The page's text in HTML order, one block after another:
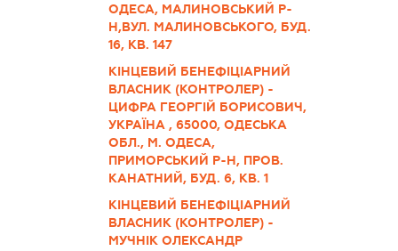
ОДЕСА, МАЛИНОВСЬКИЙ Р-
Н,ВУЛ. МАЛИНОВСЬКОГО, БУД.
16, КВ. 147
КІНЦЕВИЙ БЕНЕФІЦІАРНИЙ
ВЛАСНИК (КОНТРОЛЕР) -
ЦИФРА ГЕОРГІЙ БОРИСОВИЧ,
УКРАЇНА , 65000, ОДЕСЬКА
ОБЛ., М. ОДЕСА,
ПРИМОРСЬКИЙ Р-Н, ПРОВ.
КАНАТНИЙ, БУД. 6, КВ. 1
КІНЦЕВИЙ БЕНЕФІЦІАРНИЙ
ВЛАСНИК (КОНТРОЛЕР) -
МУЧНІК ОЛЕКСАНДР